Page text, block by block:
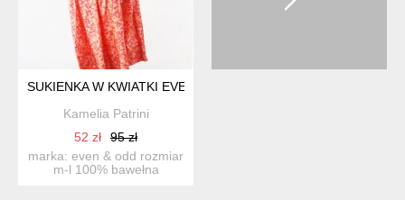
SUKIENKA W KWIATKI EVEN ODD
Kamelia Patrini
52 zł
95 zł
marka: even & odd rozmiar
m-l 100% bawełna